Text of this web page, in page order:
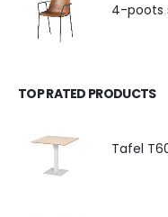
4-poots
TOP RATED PRODUCTS
Tafel